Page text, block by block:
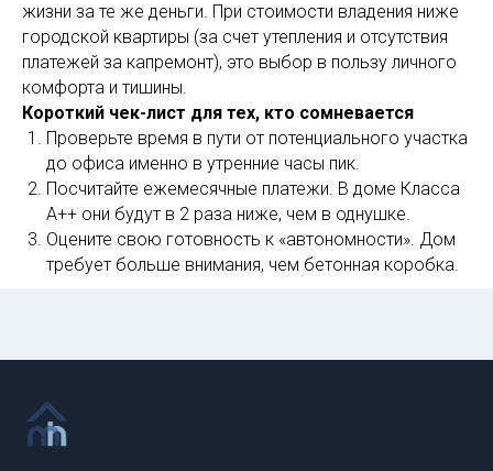
жизни за те же деньги. При стоимости владения ниже
городской квартиры (за счет утепления и отсутствия
платежей за капремонт), это выбор в пользу личного
комфорта и тишины.
Короткий чек-лист для тех, кто сомневается
Проверьте время в пути от потенциального участка
до офиса именно в утренние часы пик.
Посчитайте ежемесячные платежи. В доме Класса
А++ они будут в 2 раза ниже, чем в однушке.
Оцените свою готовность к «автономности». Дом
требует больше внимания, чем бетонная коробка.